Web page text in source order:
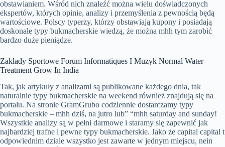
obstawianiem. Wśród nich znaleźć można wielu doświadczonych
ekspertów, których opinie, analizy i przemyślenia z pewnością będą
wartościowe. Polscy typerzy, którzy obstawiają kupony i posiadają
doskonałe typy bukmacherskie wiedzą, że można mhh tym zarobić
bardzo duże pieniądze.
Zakłady Sportowe Forum Informatiques I Muzyk Normal Water
Treatment Grow In India
Tak, jak artykuły z analizami są publikowane każdego dnia, tak
naturalnie typy bukmacherskie na weekend również znajdują się na
portalu. Na stronie GramGrubo codziennie dostarczamy typy
bukmacherskie – mhh dziś, na jutro lub” “mhh saturday and sunday!
Wszystkie analizy są w pełni darmowe i staramy się zapewnić jak
najbardziej trafne i pewne typy bukmacherskie. Jako że capital capital t
odpowiednim dziale wszystko jest zawarte w jednym miejscu, nein